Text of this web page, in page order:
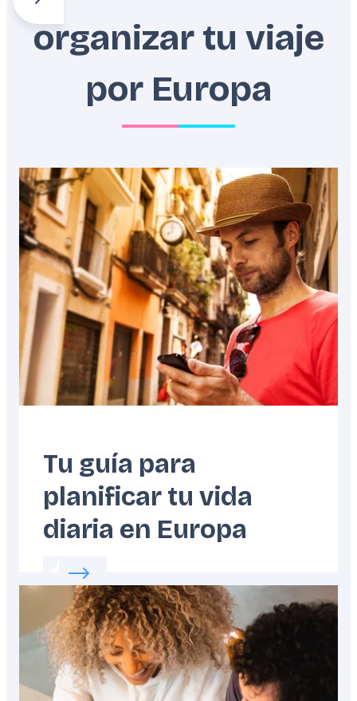
Alpes Balcanes Benelux
organizar tu viaje
por Europa
Featured
image
Tu guía para
planificar tu vida
diaria en Europa
Read more about:
Featured
image